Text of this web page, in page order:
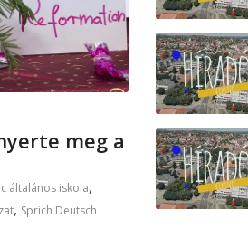
meg a
általános iskola,
, Sprich Deutsch